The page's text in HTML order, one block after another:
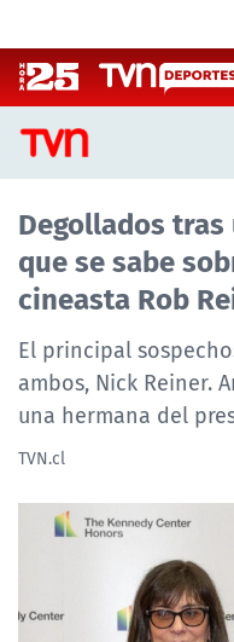
CASTING MASTERCHEF
CASTING TVN
TVN VERTICAL
TVN PLAY
PROGRAMAS
TELESERIES
ACTUALIDAD Y
Degollados
que se sabe
cineasta Rob
El principal
ambos, Nick Reiner.
una hermana del
TVN.cl